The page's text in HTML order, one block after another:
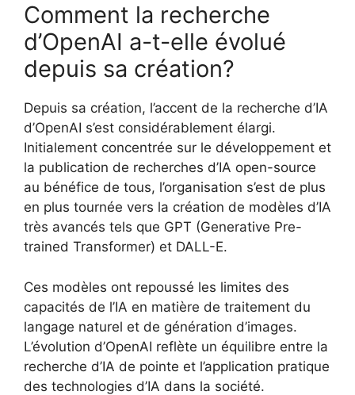
Comment la recherche
d’OpenAI a-t-elle évolué
depuis sa création?
Depuis sa création, l’accent de la recherche d’IA
d’OpenAI s’est considérablement élargi.
Initialement concentrée sur le développement et
la publication de recherches d’IA open-source
au bénéfice de tous, l’organisation s’est de plus
en plus tournée vers la création de modèles d’IA
très avancés tels que GPT (Generative Pre-
trained Transformer) et DALL-E.
Ces modèles ont repoussé les limites des
capacités de l’IA en matière de traitement du
langage naturel et de génération d’images.
L’évolution d’OpenAI reflète un équilibre entre la
recherche d’IA de pointe et l’application pratique
des technologies d’IA dans la société.